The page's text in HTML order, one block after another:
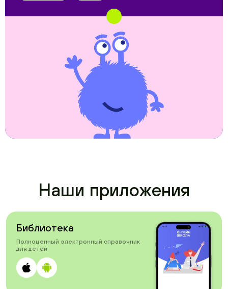
Наши приложения
Библиотека
Полноценный электронный справочник
для детей